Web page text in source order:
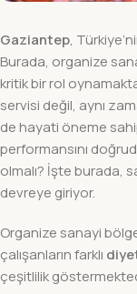
Gaziantep,
Burada, organize
kritik bir rol
servisi değil, aynı
de hayati öneme
performansını
olmalı? İşte burada,
devreye giriyor.
Organize sanayi
çalışanların farklı
çeşitlilik